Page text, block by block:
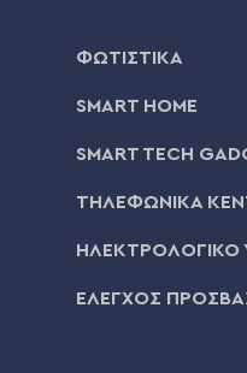
ΦΩΤΙΣΤΙΚΑ
SMART HOME
SMART TECH
ΤΗΛΕΦΩΝΙΚΑ
ΗΛΕΚΤΡΟΛΟΓΙΚΟ
ΕΛΕΓΧΟΣ